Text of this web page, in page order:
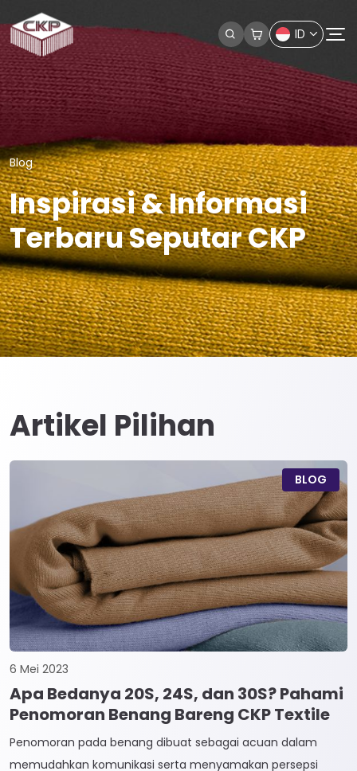
ID
Blog
Inspirasi & Informasi
Terbaru Seputar CKP
Artikel Pilihan
BLOG
6 Mei 2023
Apa Bedanya 20S, 24S, dan 30S? Pahami
Penomoran Benang Bareng CKP Textile
Penomoran pada benang dibuat sebagai acuan dalam
memudahkan komunikasi serta menyamakan persepsi